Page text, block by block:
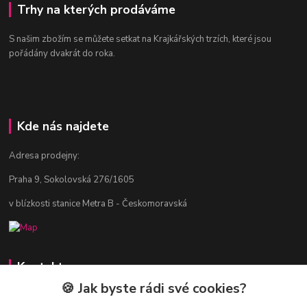
Trhy na kterých prodáváme
S našim zbožím se můžete setkat na Krajkářských trzích, které jsou
pořádány dvakrát do roka.
Kde nás najdete
Adresa prodejny:
Praha 9, Sokolovská 276/1605
v blízkosti stanice Metra B - Českomoravská
Kontakty
🍪 Jak byste rádi své cookies?